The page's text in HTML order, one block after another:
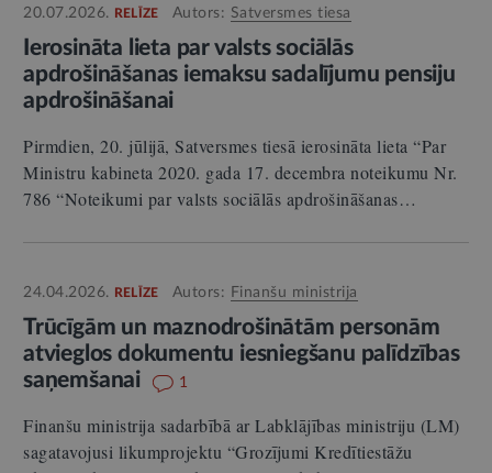
20.07.2026. RELĪZE Autors: Satversmes tiesa
Ierosināta lieta par valsts sociālās
apdrošināšanas iemaksu sadalījumu pensiju
apdrošināšanai
Pirmdien, 20. jūlijā, Satversmes tiesā ierosināta lieta “Par
Ministru kabineta 2020. gada 17. decembra noteikumu Nr.
786 “Noteikumi par valsts sociālās apdrošināšanas…
24.04.2026. RELĪZE Autors: Finanšu ministrija
Trūcīgām un maznodrošinātām personām
atvieglos dokumentu iesniegšanu palīdzības
saņemšanai
1
Finanšu ministrija sadarbībā ar Labklājības ministriju (LM)
sagatavojusi likumprojektu “Grozījumi Kredītiestāžu